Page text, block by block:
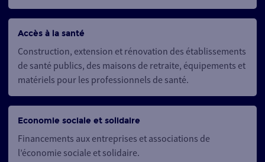
Accès à la santé
Construction, extension et rénovation des établissements
de santé publics, des maisons de retraite, équipements et
matériels pour les professionnels de santé.
Economie sociale et solidaire
Financements aux entreprises et associations de
l’économie sociale et solidaire.